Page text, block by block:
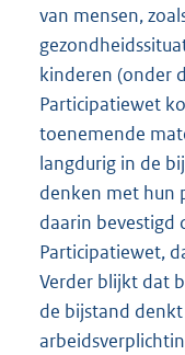
van mensen,
kinderen (onder
Participatiewet
toenemende
langdurig in de
denken met hun
daarin bevestigd
Participatiewet,
Verder blijkt dat
de bijstand